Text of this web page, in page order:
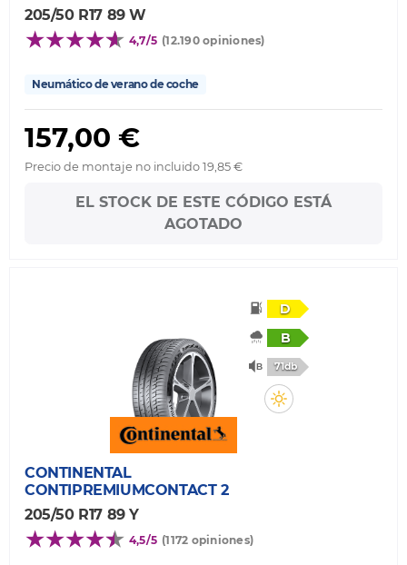
205/50 R17 89 W
4,7/5 (12.190 opiniones)
Neumático de verano de coche
157,00 €
Precio de montaje no incluido 19,85 €
EL STOCK DE ESTE CÓDIGO ESTÁ
AGOTADO
D
B
71db
CONTINENTAL
CONTIPREMIUMCONTACT 2
205/50 R17 89 Y
4,5/5 (1172 opiniones)